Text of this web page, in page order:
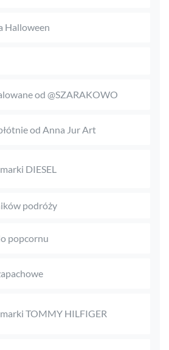
Halloween
od @SZARAKOWO
od Anna Jur Art
DIESEL
podróży
popcornu
TOMMY HILFIGER